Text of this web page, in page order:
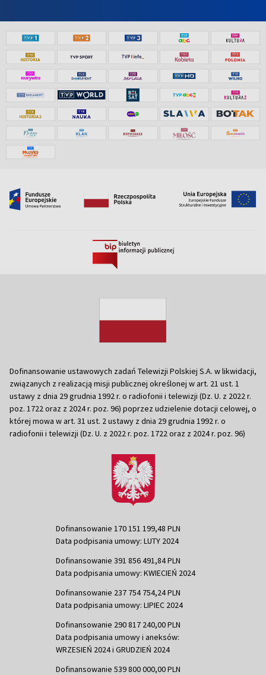
Dofinansowanie ustawowych zadań Telewizji Polskiej S.A. w likwidacji,
związanych z realizacją misji publicznej określonej w art. 21 ust. 1
ustawy z dnia 29 grudnia 1992 r. o radiofonii i telewizji (Dz. U. z 2022 r.
poz. 1722 oraz z 2024 r. poz. 96) poprzez udzielenie dotacji celowej, o
której mowa w art. 31 ust. 2 ustawy z dnia 29 grudnia 1992 r. o
radiofonii i telewizji (Dz. U. z 2022 r. poz. 1722 oraz z 2024 r. poz. 96)
Dofinansowanie 170 151 199,48 PLN
Data podpisania umowy: LUTY 2024
Dofinansowanie 391 856 491,84 PLN
Data podpisania umowy: KWIECIEŃ 2024
Dofinansowanie 237 754 754,24 PLN
Data podpisania umowy: LIPIEC 2024
Dofinansowanie 290 817 240,00 PLN
Data podpisania umowy i aneksów:
WRZESIEŃ 2024 i GRUDZIEŃ 2024
Dofinansowanie 539 800 000,00 PLN